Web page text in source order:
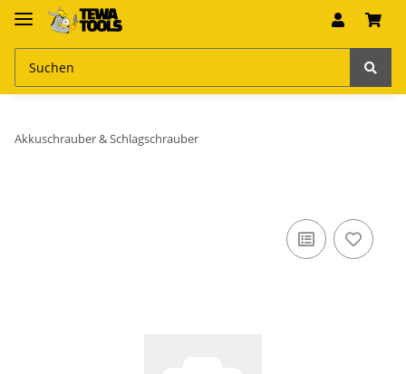
Akkuschrauber & Schlagschrauber